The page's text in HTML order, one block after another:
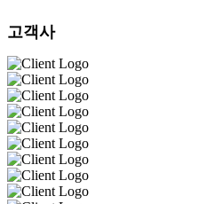
고객사